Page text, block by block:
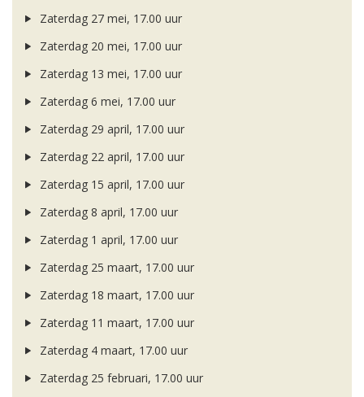
Zaterdag 27 mei, 17.00 uur
Zaterdag 20 mei, 17.00 uur
Zaterdag 13 mei, 17.00 uur
Zaterdag 6 mei, 17.00 uur
Zaterdag 29 april, 17.00 uur
Zaterdag 22 april, 17.00 uur
Zaterdag 15 april, 17.00 uur
Zaterdag 8 april, 17.00 uur
Zaterdag 1 april, 17.00 uur
Zaterdag 25 maart, 17.00 uur
Zaterdag 18 maart, 17.00 uur
Zaterdag 11 maart, 17.00 uur
Zaterdag 4 maart, 17.00 uur
Zaterdag 25 februari, 17.00 uur